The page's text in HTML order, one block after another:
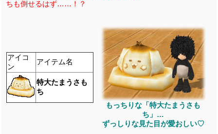
ちも倒せるはず……！？
アイコ
ン
アイテム名
特大たまうさも
ち
もっちりな「特大たまうさも
ち」…
ずっしりな見た目が愛おしい♡